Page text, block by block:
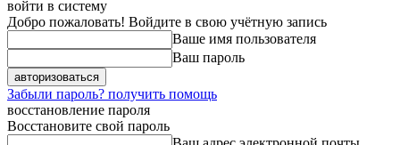
войти в систему
Добро пожаловать! Войдите в свою учётную запись
Ваше имя пользователя
Ваш пароль
Забыли пароль? получить помощь
восстановление пароля
Восстановите свой пароль